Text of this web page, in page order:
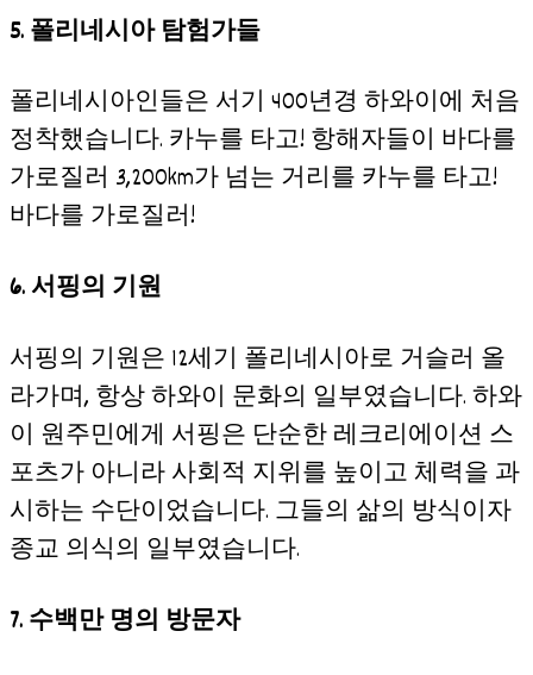
5. 폴리네시아 탐험가들
폴리네시아인들은 서기 400년경 하와이에 처음
정착했습니다. 카누를 타고! 항해자들이 바다를
가로질러 3,200km가 넘는 거리를 카누를 타고!
바다를 가로질러!
6. 서핑의 기원
서핑의 기원은 12세기 폴리네시아로 거슬러 올
라가며, 항상 하와이 문화의 일부였습니다. 하와
이 원주민에게 서핑은 단순한 레크리에이션 스
포츠가 아니라 사회적 지위를 높이고 체력을 과
시하는 수단이었습니다. 그들의 삶의 방식이자
종교 의식의 일부였습니다.
7. 수백만 명의 방문자